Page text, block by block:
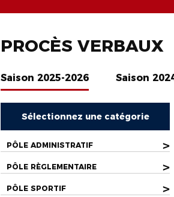
PROCÈS VERBAUX
Saison 2025-2026 Saison
Sélectionnez une catégorie
PÔLE ADMINISTRATIF >
PÔLE RÈGLEMENTAIRE >
PÔLE SPORTIF >